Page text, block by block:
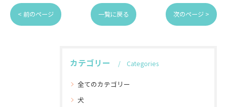
< 前のページ 一覧に戻る 次のページ >
カテゴリー Categories
全てのカテゴリー
犬